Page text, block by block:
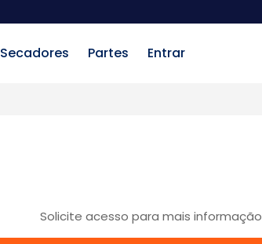
Secadores Partes Entrar
Solicite acesso para mais informação